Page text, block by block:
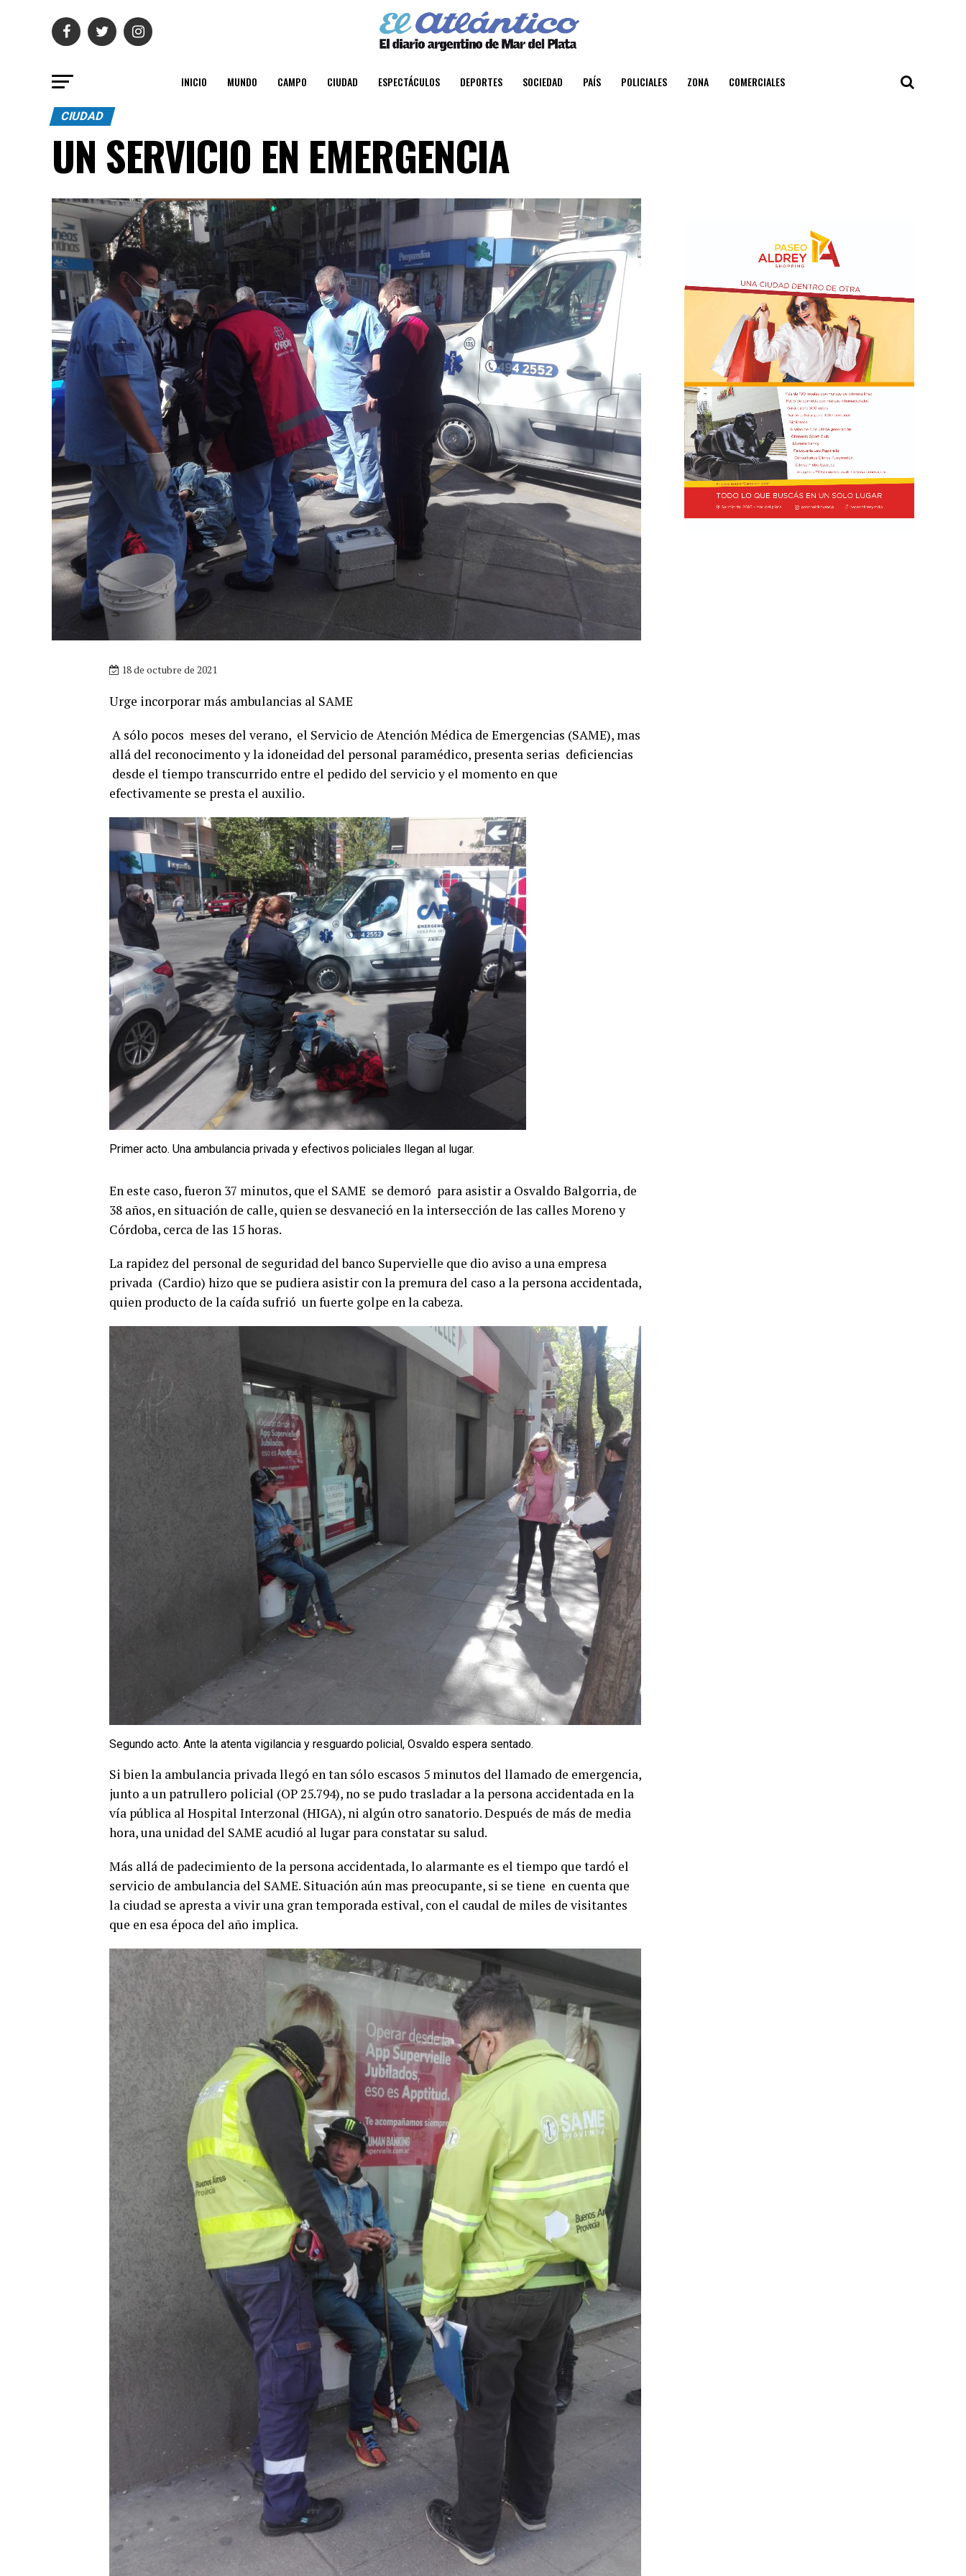
INICIO MUNDO CAMPO CIUDAD ESPECTÁCULOS DEPORTES SOCIEDAD PAÍS POLICIALES ZONA COMERCIALES
CIUDAD
UN SERVICIO EN EMERGENCIA
18 de octubre de 2021
Urge incorporar más ambulancias al SAME
A sólo pocos meses del verano, el Servicio de Atención Médica de Emergencias (SAME), mas
allá del reconocimento y la idoneidad del personal paramédico, presenta serias deficiencias
desde el tiempo transcurrido entre el pedido del servicio y el momento en que
efectivamente se presta el auxilio.
Primer acto. Una ambulancia privada y efectivos policiales llegan al lugar.
En este caso, fueron 37 minutos, que el SAME se demoró para asistir a Osvaldo Balgorria, de
38 años, en situación de calle, quien se desvaneció en la intersección de las calles Moreno y
Córdoba, cerca de las 15 horas.
La rapidez del personal de seguridad del banco Supervielle que dio aviso a una empresa
privada (Cardio) hizo que se pudiera asistir con la premura del caso a la persona accidentada,
quien producto de la caída sufrió un fuerte golpe en la cabeza.
Segundo acto. Ante la atenta vigilancia y resguardo policial, Osvaldo espera sentado.
Si bien la ambulancia privada llegó en tan sólo escasos 5 minutos del llamado de emergencia,
junto a un patrullero policial (OP 25.794), no se pudo trasladar a la persona accidentada en la
vía pública al Hospital Interzonal (HIGA), ni algún otro sanatorio. Después de más de media
hora, una unidad del SAME acudió al lugar para constatar su salud.
Más allá de padecimiento de la persona accidentada, lo alarmante es el tiempo que tardó el
servicio de ambulancia del SAME. Situación aún mas preocupante, si se tiene en cuenta que
la ciudad se apresta a vivir una gran temporada estival, con el caudal de miles de visitantes
que en esa época del año implica.